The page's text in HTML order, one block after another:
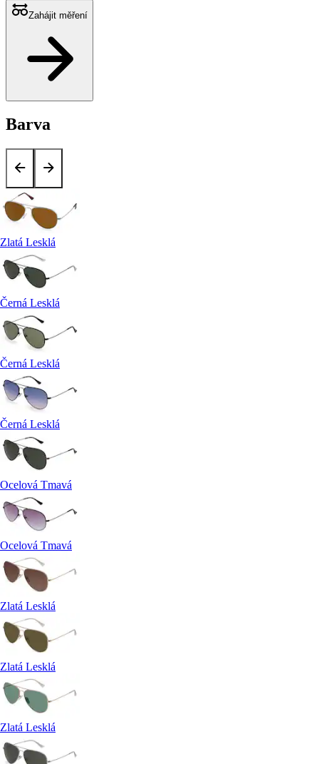
Zahájit měření
Barva
Zlatá Lesklá
Černá Lesklá
Černá Lesklá
Černá Lesklá
Ocelová Tmavá
Ocelová Tmavá
Zlatá Lesklá
Zlatá Lesklá
Zlatá Lesklá